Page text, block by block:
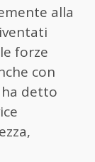
alla
forze
con
ha detto